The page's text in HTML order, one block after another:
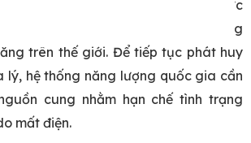
hành khối lượng đầu tư trong lĩnh vực
là một trung tâm sản xuất hàng
trên thế giới. Để tiếp tục phát huy
lý, hệ thống năng lượng quốc gia cần
cung nhằm hạn chế tình trạng
mất điện.